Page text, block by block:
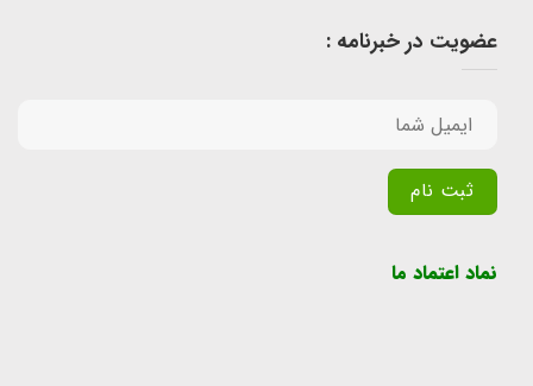
عضویت در خبرنامه :
نماد اعتماد ما